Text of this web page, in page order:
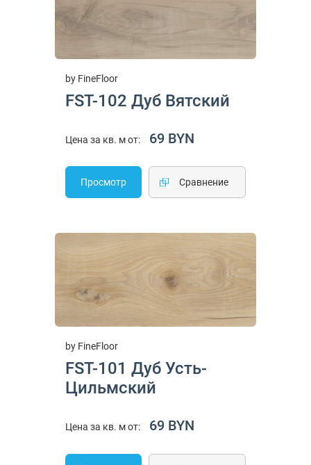
by FineFloor
FST-102 Дуб Вятский
Цена за кв. м от: 69 BYN
Просмотр Cравнение
by FineFloor
FST-101 Дуб Усть-
Цильмский
Цена за кв. м от: 69 BYN